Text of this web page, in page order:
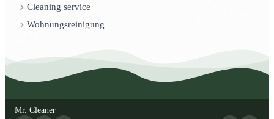
Cleaning service
Wohnungsreinigung
Mr. Cleaner